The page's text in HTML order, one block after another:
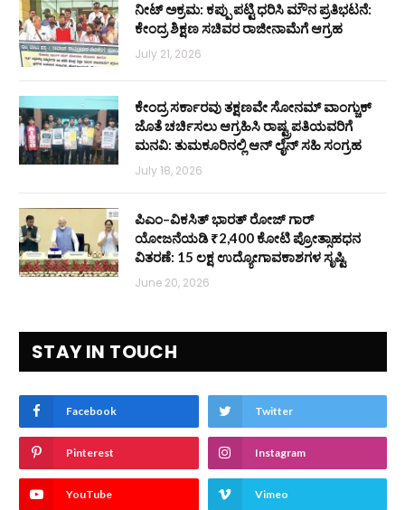
ನೀಟ್ ಅಕ್ರಮ: ಕಪ್ಪು ಪಟ್ಟಿ ಧರಿಸಿ ಮೌನ ಪ್ರತಿಭಟನೆ:
ಕೇಂದ್ರ ಶಿಕ್ಷಣ ಸಚಿವರ ರಾಜೀನಾಮೆಗೆ ಆಗ್ರಹ
July 21, 2026
ಕೇಂದ್ರ ಸರ್ಕಾರವು ತಕ್ಷಣವೇ ಸೋನಮ್ ವಾಂಗ್ಚುಕ್
ಜೊತೆ ಚರ್ಚಿಸಲು ಆಗ್ರಹಿಸಿ ರಾಷ್ಟ್ರಪತಿಯವರಿಗೆ
ಮನವಿ: ತುಮಕೂರಿನಲ್ಲಿ ಆನ್‌ ಲೈನ್ ಸಹಿ ಸಂಗ್ರಹ
July 18, 2026
ಪಿಎಂ–ವಿಕಸಿತ್ ಭಾರತ್ ರೋಜ್‌ ಗಾರ್
ಯೋಜನೆಯಡಿ ₹2,400 ಕೋಟಿ ಪ್ರೋತ್ಸಾಹಧನ
ವಿತರಣೆ: 15 ಲಕ್ಷ ಉದ್ಯೋಗಾವಕಾಶಗಳ ಸೃಷ್ಟಿ
June 20, 2026
STAY IN TOUCH
Facebook Twitter
Pinterest Instagram
YouTube Vimeo